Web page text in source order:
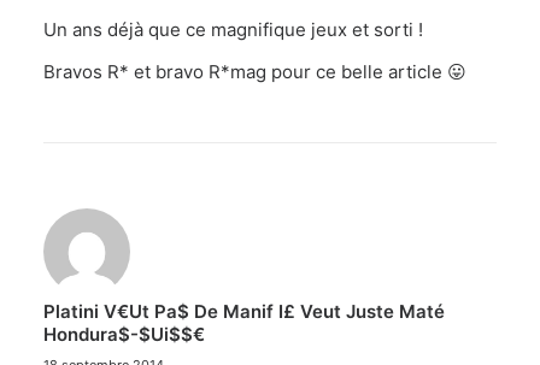
Un ans déjà que ce magnifique jeux et sorti !
Bravos R* et bravo R*mag pour ce belle article 😛
Platini V€ut Pa$ De Manif I£ Veut Juste Maté
Hondura$-$ui$$€